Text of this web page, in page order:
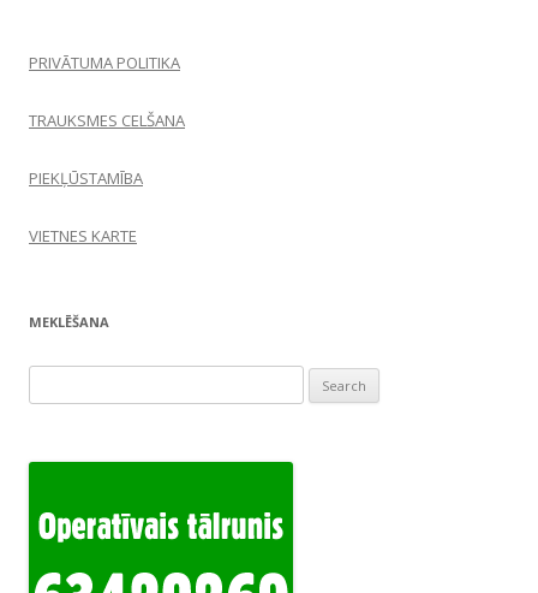
PRIVĀTUMA POLITIKA
TRAUKSMES CELŠANA
PIEKĻŪSTAMĪBA
VIETNES KARTE
MEKLĒŠANA
for: